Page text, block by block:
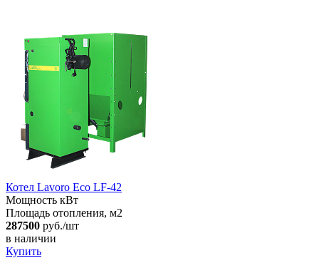
Котел Lavoro Eco LF-42
Мощность кВт
Площадь отопления, м2
287500 руб./шт
в наличии
Купить